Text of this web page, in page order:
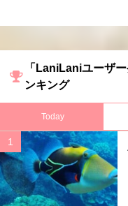
「LaniLaniユーザ
ンキング
Today